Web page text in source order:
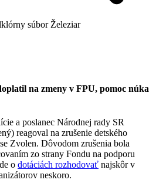
súbor Železiar
na zmeny v FPU, pomoc núka
a poslanec Národnej rady SR
reagoval na zrušenie detského
Zvolen. Dôvodom zrušenia bola
zo strany Fondu na podporu
o dotáciách rozhodovať najskôr v
neskoro.